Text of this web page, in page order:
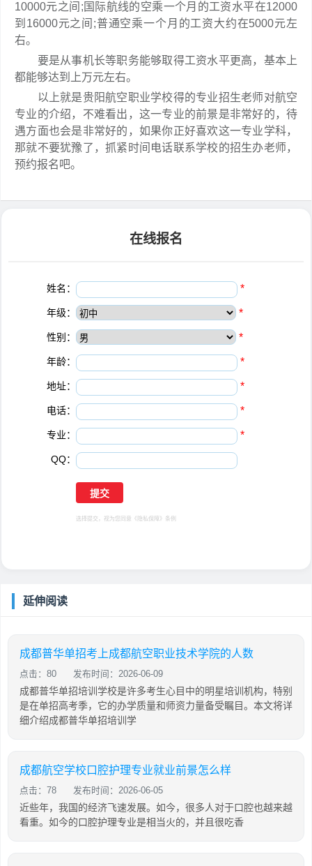
10000元之间;国际航线的空乘一个月的工资水平在12000
到16000元之间;普通空乘一个月的工资大约在5000元左
右。
要是从事机长等职务能够取得工资水平更高，基本上
都能够达到上万元左右。
以上就是贵阳航空职业学校得的专业招生老师对航空
专业的介绍，不难看出，这一专业的前景是非常好的，待
遇方面也会是非常好的，如果你正好喜欢这一专业学科，
那就不要犹豫了，抓紧时间电话联系学校的招生办老师，
预约报名吧。
在线报名
姓名： *
年级： *
性别： *
年龄： *
地址： *
电话： *
专业： *
QQ：
选择提交，视为您同意 《隐私保障》 条例
延伸阅读
成都普华单招考上成都航空职业技术学院的人数
点击：80 发布时间：2026-06-09
成都普华单招培训学校是许多考生心目中的明星培训机构，特别
是在单招高考季，它的办学质量和师资力量备受瞩目。本文将详
细介绍成都普华单招培训学
成都航空学校口腔护理专业就业前景怎么样
点击：78 发布时间：2026-06-05
近些年，我国的经济飞速发展。如今，很多人对于口腔也越来越
看重。如今的口腔护理专业是相当火的，并且很吃香